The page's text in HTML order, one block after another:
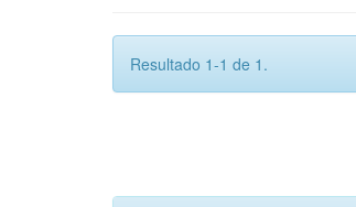
Resultado 1-1 de 1.